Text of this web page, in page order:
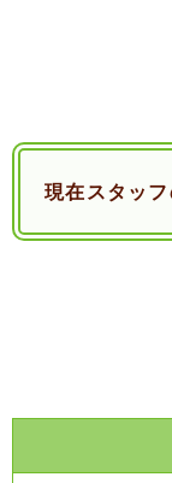
現在スタッフ